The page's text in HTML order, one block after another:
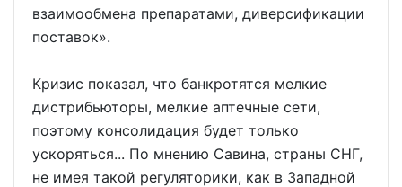
взаимообмена препаратами, диверсификации
поставок».
Кризис показал, что банкротятся мелкие
дистрибьюторы, мелкие аптечные сети,
поэтому консолидация будет только
ускоряться... По мнению Савина, страны СНГ,
не имея такой регуляторики, как в Западной